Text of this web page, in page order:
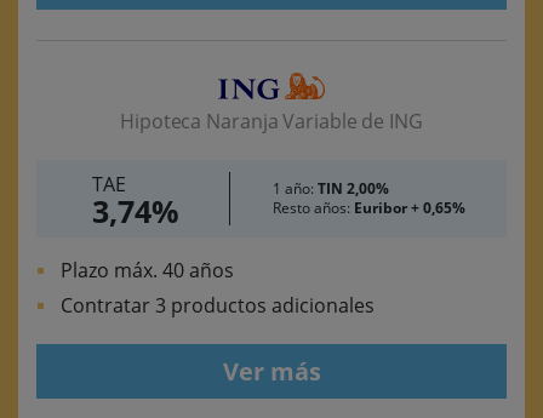
Hipoteca Naranja Variable de ING
TAE
3,74%
1 año: TIN 2,00%
Resto años: Euribor + 0,65%
Plazo máx. 40 años
Contratar 3 productos adicionales
Ver más